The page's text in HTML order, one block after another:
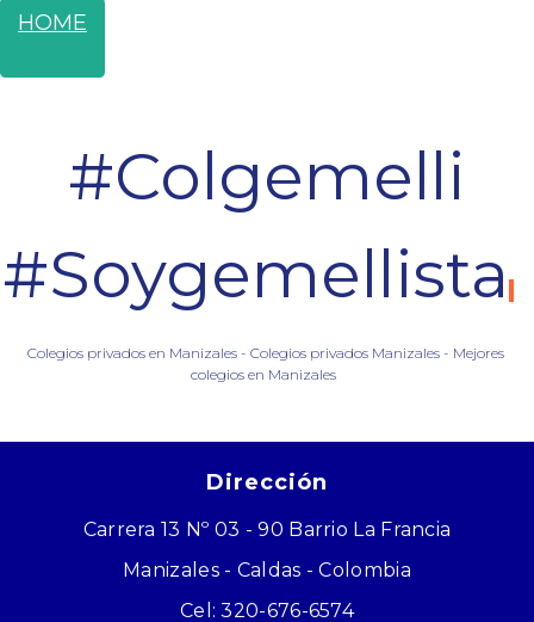
HOME
#Colgemelli
#Soygemellista
Colegios privados en Manizales - Colegios privados Manizales - Mejores
colegios en Manizales
Dirección
Carrera 13 Nº 03 - 90 Barrio La Francia
Manizales - Caldas - Colombia
Cel: 320-676-6574